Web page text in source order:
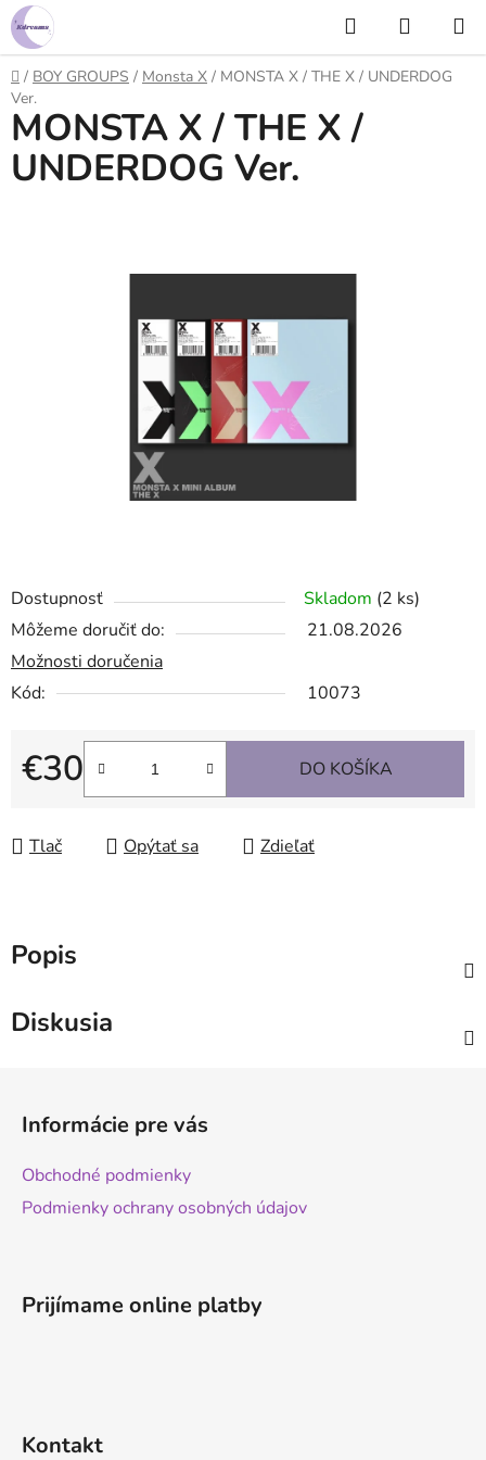
Prejsť
na
obsah
Hľadať
KOŠÍK
Domov
/ BOY GROUPS / Monsta X / MONSTA X / THE X / UNDERDOG
Ver.
Dostupnosť Skladom (2 ks)
Môžeme doručiť do:
21.08.2026
Možnosti doručenia
Kód:
10073
€30
Jednotková cena:
DO KOŠÍKA
Tlač Opýtať sa Zdieľať
MONSTA X / THE X /
UNDERDOG Ver.
Popis
Diskusia
Informácie pre vás
Obchodné podmienky
Podmienky ochrany osobných údajov
Prijímame online platby
Kontakt